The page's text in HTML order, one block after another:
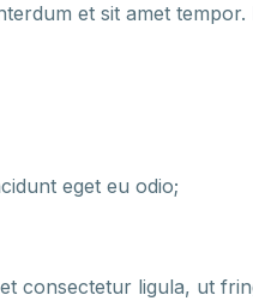
et sit amet
eget eu odio;
consectetur ligula, ut